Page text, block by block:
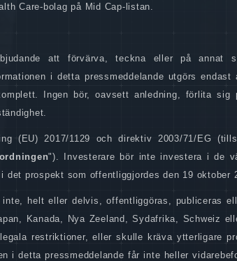
Care-bolag på Mid Cap-listan.
att förvärva, teckna eller på annat
i detta pressmeddelande utgörs endast
Ingen bör, oavsett anledning, förlita sig
(EU) 2017/1129 och direktiv 2003/71/EG
"). Investerare bör inte investera i de
prospekt som offentliggjordes den 19 oktober
helt eller delvis, offentliggöras, publiceras
Kanada, Nya Zeeland, Sydafrika, Schweiz
restriktioner, eller skulle kräva ytterligare
i detta pressmeddelande får inte heller